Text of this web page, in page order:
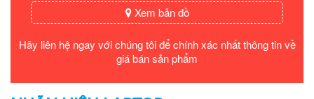
Xem bản đồ
Hãy liên hệ ngay với chúng tôi để chính xác nhất thông tin về
giá bán sản phẩm